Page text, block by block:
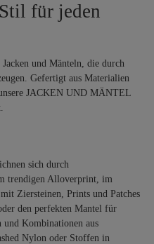
für jeden
und Mänteln, die durch
Gefertigt aus Materialien
JACKEN UND MÄNTEL
sich durch
trendigen Alloverprint, im
Ziersteinen, Prints und Patches
den perfekten Mantel für
Kombinationen aus
Nylon oder Stoffen in